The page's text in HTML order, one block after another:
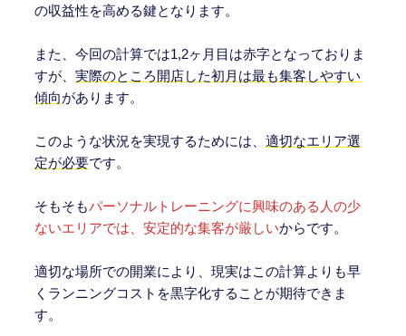
の収益性を高める鍵となります。
また、今回の計算では1,2ヶ月目は赤字となっておりま
すが、実際のところ開店した初月は最も集客しやすい
傾向があります。
このような状況を実現するためには、適切なエリア選
定が必要です。
そもそもパーソナルトレーニングに興味のある人の少
ないエリアでは、安定的な集客が厳しいからです。
適切な場所での開業により、現実はこの計算よりも早
くランニングコストを黒字化することが期待できま
す。